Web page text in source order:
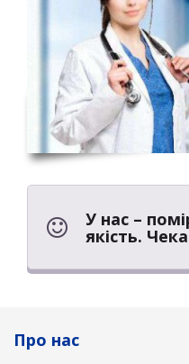
У нас –
якість.
Про нас